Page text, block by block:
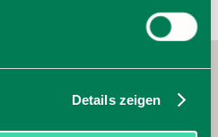
Details zeigen